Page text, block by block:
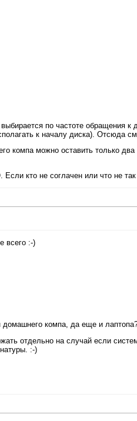
по частоте обращения
к началу диска). Отсюда
компа можно оставить только
кто не соглачен или что не
всего :-)
домашнего компа, да еще и
отдельно на случай если
:-)